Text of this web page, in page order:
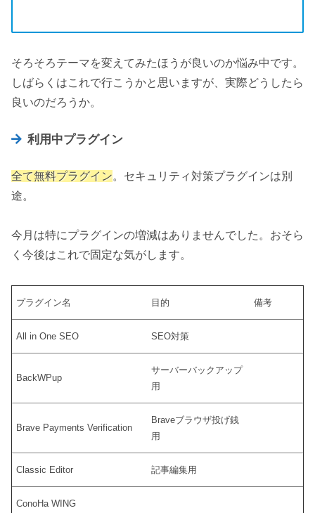
そろそろテーマを変えてみたほうが良いのか悩み中です。
しばらくはこれで行こうかと思いますが、実際どうしたら
良いのだろうか。
利用中プラグイン
全て無料プラグイン。セキュリティ対策プラグインは別
途。
今月は特にプラグインの増減はありませんでした。おそら
く今後はこれで固定な気がします。
プラグイン名 目的 備考
All in One SEO SEO対策
BackWPup
サーバーバックアップ
用
Brave Payments Verification
Braveブラウザ投げ銭
用
Classic Editor 記事編集用
ConoHa WING